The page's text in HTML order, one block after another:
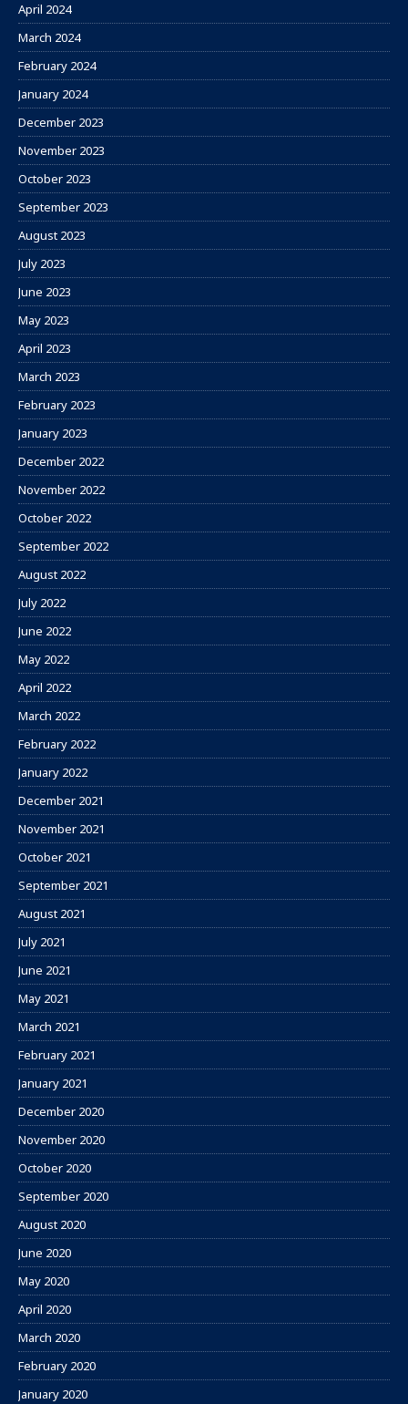
April 2024
March 2024
February 2024
January 2024
December 2023
November 2023
October 2023
September 2023
August 2023
July 2023
June 2023
May 2023
April 2023
March 2023
February 2023
January 2023
December 2022
November 2022
October 2022
September 2022
August 2022
July 2022
June 2022
May 2022
April 2022
March 2022
February 2022
January 2022
December 2021
November 2021
October 2021
September 2021
August 2021
July 2021
June 2021
May 2021
March 2021
February 2021
January 2021
December 2020
November 2020
October 2020
September 2020
August 2020
June 2020
May 2020
April 2020
March 2020
February 2020
January 2020